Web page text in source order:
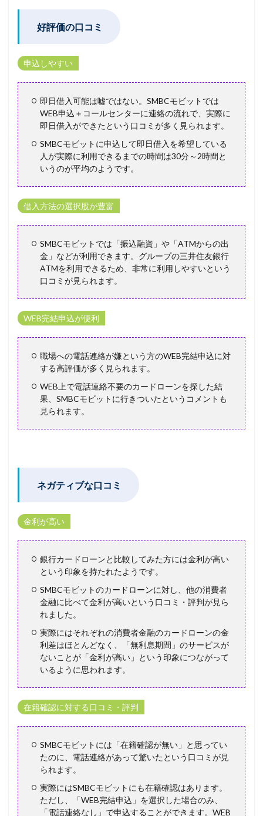
好評価の口コミ
申込しやすい
即日借入可能は嘘ではない。SMBCモビットでは
WEB申込＋コールセンターに連絡の流れで、実際に
即日借入ができたという口コミが多く見られます。
SMBCモビットに申込して即日借入を希望している
人が実際に利用できるまでの時間は30分～2時間と
いうのが平均のようです。
借入方法の選択股が豊富
SMBCモビットでは「振込融資」や「ATMからの出
金」などが利用できます。グループの三井住友銀行
ATMを利用できるため、非常に利用しやすいという
口コミが見られます。
WEB完結申込が便利
職場への電話連絡が嫌という方のWEB完結申込に対
する高評価が多く見られます。
WEB上で電話連絡不要のカードローンを探した結
果、SMBCモビットに行きついたというコメントも
見られます。
ネガティブな口コミ
金利が高い
銀行カードローンと比較してみた方には金利が高い
という印象を持たれたようです。
SMBCモビットのカードローンに対し、他の消費者
金融に比べて金利が高いという口コミ・評判が見ら
れました。
実際にはそれぞれの消費者金融のカードローンの金
利差はほとんどなく、「無利息期間」のサービスが
ないことが「金利が高い」という印象につながって
いるように思われます。
在籍確認に対する口コミ・評判
SMBCモビットには「在籍確認が無い」と思ってい
たのに、電話連絡があって驚いたという口コミが見
られます。
実際にはSMBCモビットにも在籍確認はあります。
ただし、「WEB完結申込」を選択した場合のみ、
「電話連絡なし」で申込することができます。WEB